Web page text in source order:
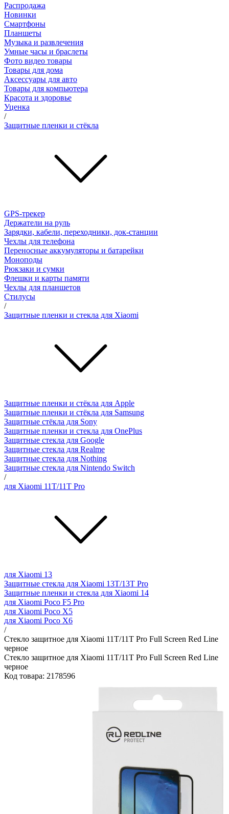
Распродажа
Новинки
Смартфоны
Планшеты
Музыка и развлечения
Умные часы и браслеты
Фото видео товары
Товары для дома
Аксессуары для авто
Товары для компьютера
Красота и здоровье
Уценка
/
Защитные пленки и стёкла
GPS-трекер
Держатели на руль
Зарядки, кабели, переходники, док-станции
Чехлы для телефона
Переносные аккумуляторы и батарейки
Моноподы
Рюкзаки и сумки
Флешки и карты памяти
Чехлы для планшетов
Стилусы
/
Защитные пленки и стекла для Xiaomi
Защитные пленки и стёкла для Apple
Защитные пленки и стёкла для Samsung
Защитные стёкла для Sony
Защитные пленки и стекла для OnePlus
Защитные стекла для Google
Защитные стекла для Realme
Защитные стекла для Nothing
Защитные стекла для Nintendo Switch
/
для Xiaomi 11T/11T Pro
для Xiaomi 13
Защитные стекла для Xiaomi 13T/13T Pro
Защитные пленки и стекла для Xiaomi 14
для Xiaomi Poco F5 Pro
для Xiaomi Poco X5
для Xiaomi Poco X6
/
Стекло защитное для Xiaomi 11T/11T Pro Full Screen Red Line
черное
Стекло защитное для Xiaomi 11T/11T Pro Full Screen Red Line
черное
Код товара: 2178596